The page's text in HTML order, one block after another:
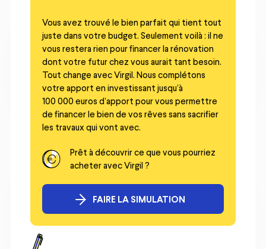
Vous avez trouvé le bien parfait qui tient tout
juste dans votre budget. Seulement voilà : il ne
vous restera rien pour financer la rénovation
dont votre futur chez vous aurait tant besoin.
Tout change avec Virgil. Nous complétons
votre apport en investissant jusqu’à
100 000 euros d’apport pour vous permettre
de financer le bien de vos rêves sans sacrifier
les travaux qui vont avec.
Prêt à découvrir ce que vous pourriez
acheter avec Virgil ?
FAIRE LA SIMULATION